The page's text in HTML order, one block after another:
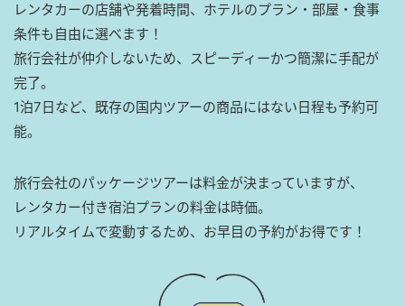
レンタカーの店舗や発着時間、ホテルのプラン・部屋・食事
条件も自由に選べます！
旅行会社が仲介しないため、スピーディーかつ簡潔に手配が
完了。
1泊7日など、既存の国内ツアーの商品にはない日程も予約可
能。
旅行会社のパッケージツアーは料金が決まっていますが、
レンタカー付き宿泊プランの料金は時価。
リアルタイムで変動するため、お早目の予約がお得です！